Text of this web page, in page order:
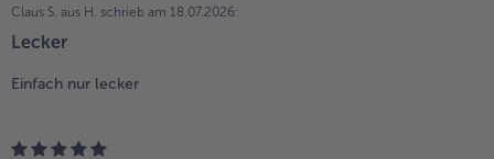
Claus S. aus H. schrieb am 18.07.2026:
Lecker
Einfach nur lecker